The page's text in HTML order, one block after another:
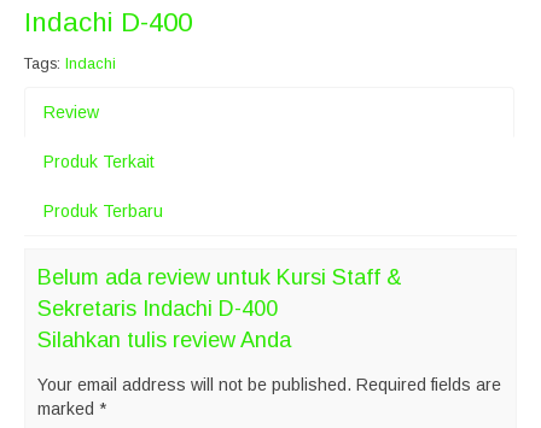
Indachi D-400
Tags: Indachi
Review
Produk Terkait
Produk Terbaru
Belum ada review untuk Kursi Staff &
Sekretaris Indachi D-400
Silahkan tulis review Anda
Your email address will not be published. Required fields are
marked *